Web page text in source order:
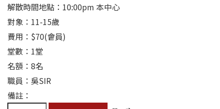
解散時間地點：10:00pm 本中心
對象：11-15歲
費用：$70(會員)
堂數：1堂
名額：8名
職員：吳SIR
備註：